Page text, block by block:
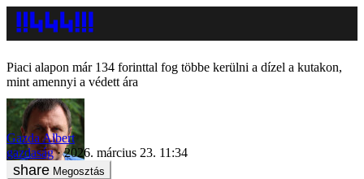
Piaci alapon már 134 forinttal fog többe kerülni a dízel a kutakon,
mint amennyi a védett ára
Gazda Albert
gazdaság
2026. március 23. 11:34
Megosztás